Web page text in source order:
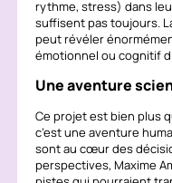
rythme, stress) dans
suffisent pas toujours.
peut révéler
émotionnel ou cognitif
Une aventure
Ce projet est bien plus
c’est une aventure
sont au cœur des
perspectives, Maxime